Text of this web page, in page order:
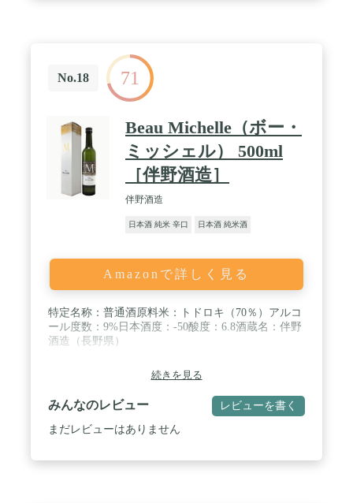
No.18 71
Beau Michelle（ボー・
ミッシェル） 500ml
［伴野酒造］
伴野酒造
日本酒 純米 辛口 日本酒 純米酒
Amazonで詳しく見る
特定名称：普通酒原料米：トドロキ（70％）アルコ
ール度数：9%日本酒度：-50酸度：6.8酒蔵名：伴野
酒造（長野県）
続きを見る
みんなのレビュー レビューを書く
まだレビューはありません